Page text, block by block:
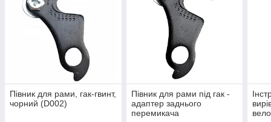
Півник для рами, гак-гвинт,
чорний (D002)
Півник для рами під гак -
адаптер заднього
перемикача